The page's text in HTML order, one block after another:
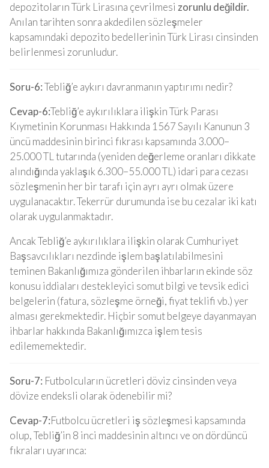
depozitoların Türk Lirasına çevrilmesi zorunlu değildir.
Anılan tarihten sonra akdedilen sözleşmeler
kapsamındaki depozito bedellerinin Türk Lirası cinsinden
belirlenmesi zorunludur.
Soru-6:Tebliğ’e aykırı davranmanın yaptırımı nedir?
Cevap-6:Tebliğ’e aykırılıklara ilişkin Türk Parası
Kıymetinin Korunması Hakkında 1567 Sayılı Kanunun 3
üncü maddesinin birinci fıkrası kapsamında 3.000–
25.000 TL tutarında (yeniden değerleme oranları dikkate
alındığında yaklaşık 6.300–55.000 TL) idari para cezası
sözleşmenin her bir tarafı için ayrı ayrı olmak üzere
uygulanacaktır. Tekerrür durumunda ise bu cezalar iki katı
olarak uygulanmaktadır.
Ancak Tebliğ’e aykırılıklara ilişkin olarak Cumhuriyet
Başsavcılıkları nezdinde işlem başlatılabilmesini
teminen Bakanlığımıza gönderilen ihbarların ekinde söz
konusu iddiaları destekleyici somut bilgi ve tevsik edici
belgelerin (fatura, sözleşme örneği, fiyat teklifi vb.) yer
alması gerekmektedir. Hiçbir somut belgeye dayanmayan
ihbarlar hakkında Bakanlığımızca işlem tesis
edilememektedir.
Soru-7: Futbolcuların ücretleri döviz cinsinden veya
dövize endeksli olarak ödenebilir mi?
Cevap-7:Futbolcu ücretleri iş sözleşmesi kapsamında
olup, Tebliğ’in 8 inci maddesinin altıncı ve on dördüncü
fıkraları uyarınca: